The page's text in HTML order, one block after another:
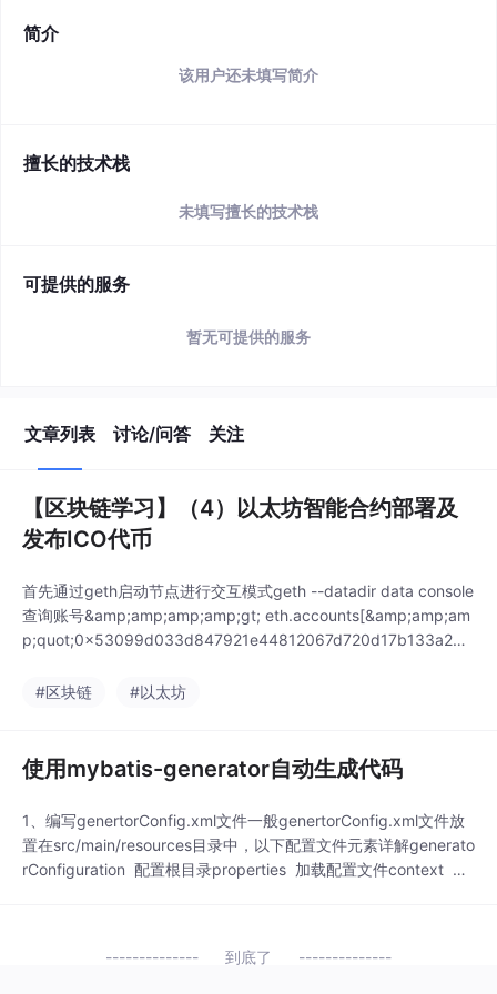
简介
该用户还未填写简介
擅长的技术栈
未填写擅长的技术栈
可提供的服务
暂无可提供的服务
文章列表 讨论/问答 关注
【区块链学习】（4）以太坊智能合约部署及
发布ICO代币
首先通过geth启动节点进行交互模式geth --datadir data console
查询账号&amp;amp;amp;amp;gt; eth.accounts[&amp;amp;am
p;quot;0x53099d033d847921e44812067d720d17b133a2d8
#区块链
#以太坊
使用mybatis-generator自动生成代码
1、编写genertorConfig.xml文件一般genertorConfig.xml文件放
置在src/main/resources目录中，以下配置文件元素详解generato
rConfiguration 配置根目录properties 加载配置文件context 主
到底了